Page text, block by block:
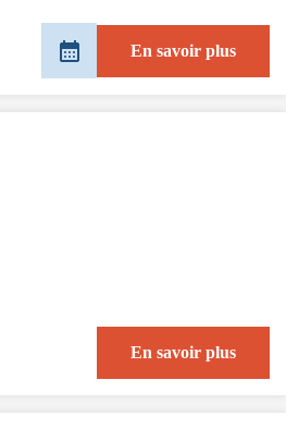
En savoir plus
En savoir plus